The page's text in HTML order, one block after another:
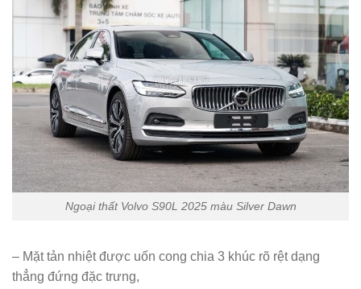
Ngoại thất Volvo S90L 2025 màu Silver Dawn
– Mặt tản nhiệt được uốn cong chia 3 khúc rõ rệt dạng
thẳng đứng đặc trưng,